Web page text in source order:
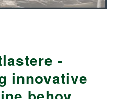
-
innovative